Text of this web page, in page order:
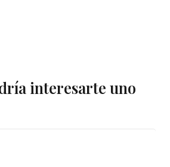
interesarte uno